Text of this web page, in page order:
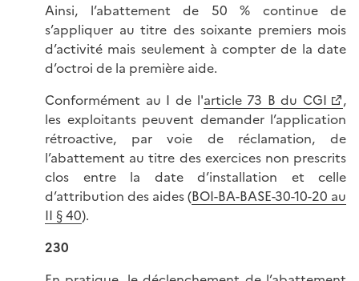
Ainsi, l’abattement de 50 % continue de
s’appliquer au titre des soixante premiers mois
d’activité mais seulement à compter de la date
d’octroi de la première aide.
Conformément au I de l'article 73 B du CGI
,
les exploitants peuvent demander l’application
rétroactive, par voie de réclamation, de
l’abattement au titre des exercices non prescrits
clos entre la date d’installation et celle
d’attribution des aides (BOI-BA-BASE-30-10-20 au
II § 40).
230